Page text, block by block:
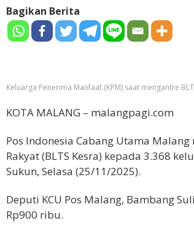
Bagikan Berita
Keluarga Penerima Manfaat (KPM) saat mengantre
KOTA MALANG – malangpagi.com
Pos Indonesia Cabang Utama
Rakyat (BLTS Kesra) kepada 3.368
Sukun, Selasa (25/11/2025).
Deputi KCU Pos Malang, Bambang
Rp900 ribu.